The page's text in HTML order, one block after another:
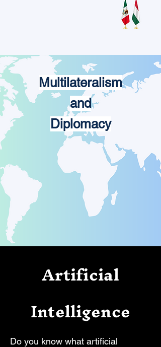
Multilateralism
and
Diplomacy
Artificial
Intelligence
Do you know what artificial